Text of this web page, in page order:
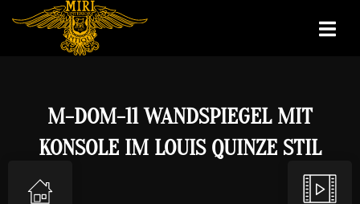
M-DOM-11 WANDSPIEGEL MIT
KONSOLE IM LOUIS QUINZE STIL